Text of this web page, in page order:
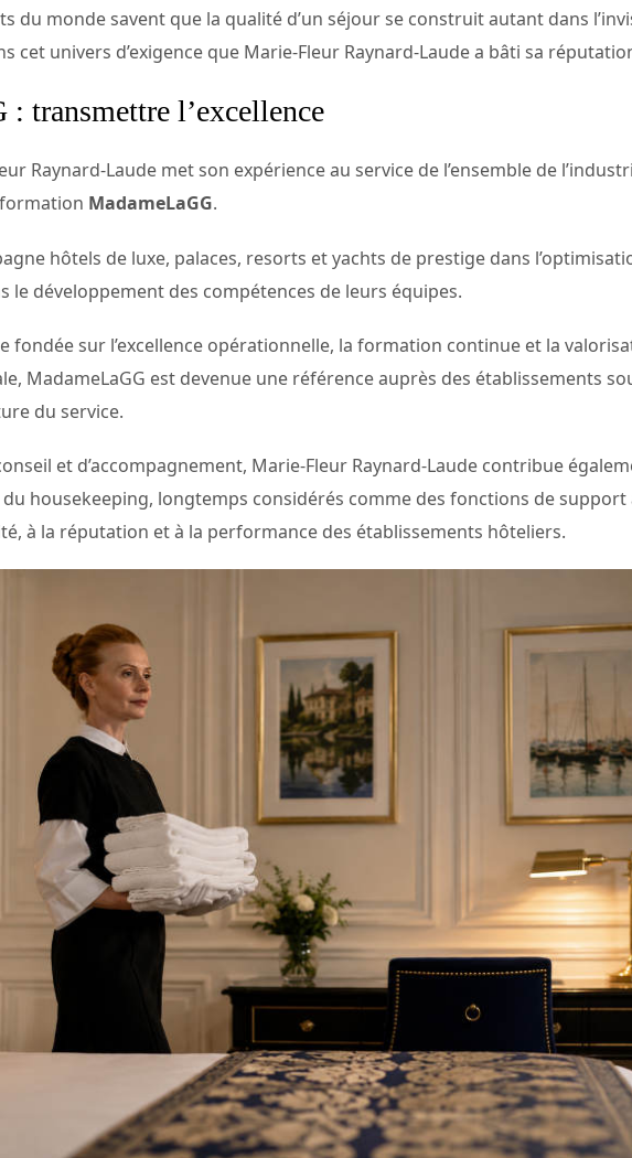
du monde savent que la qualité d’un séjour se construit autant dans
cet univers d’exigence que Marie-Fleur Raynard-Laude a bâti sa
: transmettre l’excellence
Raynard-Laude met son expérience au service de l’ensemble de
MadameLaGG.
hôtels de luxe, palaces, resorts et yachts de prestige dans
le développement des compétences de leurs équipes.
fondée sur l’excellence opérationnelle, la formation continue et la
MadameLaGG est devenue une référence auprès des établissements
du service.
et d’accompagnement, Marie-Fleur Raynard-Laude contribue
housekeeping, longtemps considérés comme des fonctions de support
à la réputation et à la performance des établissements hôteliers.